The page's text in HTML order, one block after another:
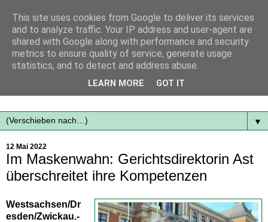
Mit frischen Themen aus der Region immer auf dem
▼
12 Mai 2022
Im Maskenwahn: Gerichtsdirektorin Ast
überschreitet ihre Kompetenzen
Westsachsen/Dr
esden/Zwickau.-
This site uses cookies from Google to deliver its services
and to analyze traffic. Your IP address and user-agent are
shared with Google along with performance and security
metrics to ensure quality of service, generate usage
statistics, and to detect and address abuse.
LEARN MORE GOT IT